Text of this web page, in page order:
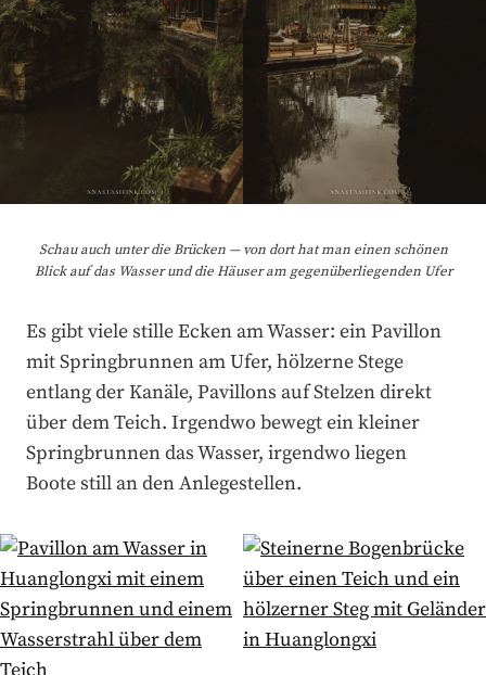
Schau auch unter die Brücken — von dort hat man einen schönen
Blick auf das Wasser und die Häuser am gegenüberliegenden Ufer
Es gibt viele stille Ecken am Wasser: ein Pavillon
mit Springbrunnen am Ufer, hölzerne Stege
entlang der Kanäle, Pavillons auf Stelzen direkt
über dem Teich. Irgendwo bewegt ein kleiner
Springbrunnen das Wasser, irgendwo liegen
Boote still an den Anlegestellen.